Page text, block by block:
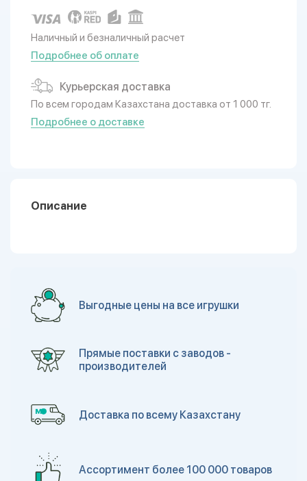
Наличный и безналичный расчет
Подробнее об оплате
Курьерская доставка
По всем городам Казахстана доставка от 1 000 тг.
Подробнее о доставке
Описание
Выгодные цены на все игрушки
Прямые поставки с заводов -
производителей
Доставка по всему Казахстану
Ассортимент более 100 000 товаров